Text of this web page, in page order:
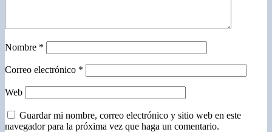
Nombre *
Correo electrónico *
Web
Guardar mi nombre, correo electrónico y sitio web en este
navegador para la próxima vez que haga un comentario.